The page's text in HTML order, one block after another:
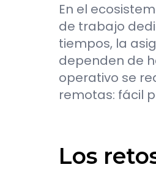
En el
de trabajo
tiempos, la
dependen de
operativo se
remotas: fácil
Los